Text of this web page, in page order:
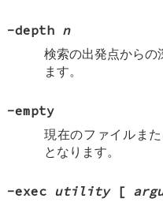
-depth n
検索の出発点からの
ます。
-empty
現在のファイルま
となります。
-exec utility[